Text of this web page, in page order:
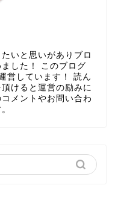
いと思いがありブロ
した！ このブログ
営しています！ 読ん
けると運営の励みに
メントやお問い合わ